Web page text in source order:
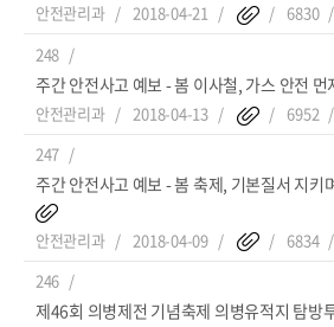
안전관리과 2018-04-21
6830
248
주간 안전사고 예보 - 봄 이사철, 가스 안전 먼
안전관리과 2018-04-13
6952
247
주간 안전사고 예보 - 봄 축제, 기본질서 지키
안전관리과 2018-04-09
6834
246
제46회 의병제전 기념축제 의병유적지 탐방